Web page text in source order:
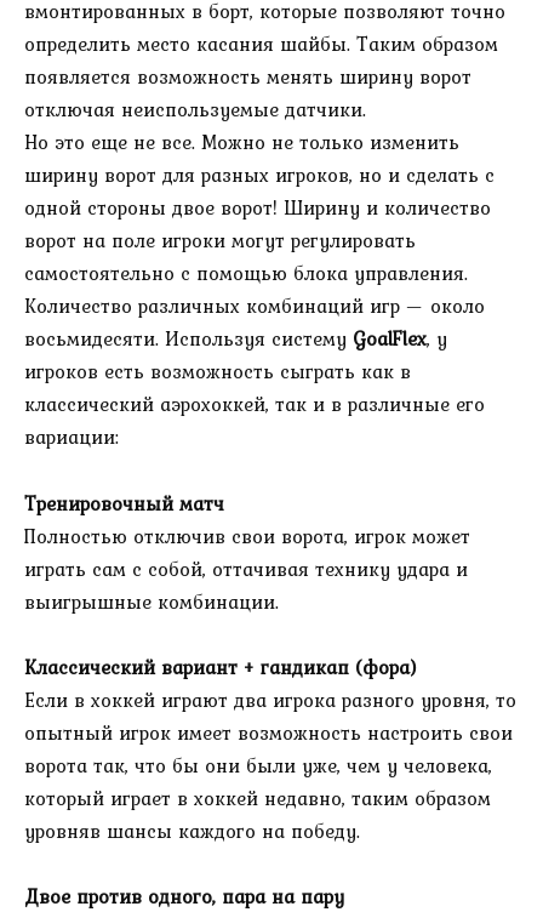
вмонтированных в борт, которые позволяют точно
определить место касания шайбы. Таким образом
появляется возможность менять ширину ворот
отключая неиспользуемые датчики.
Но это еще не все. Можно не только изменить
ширину ворот для разных игроков, но и сделать с
одной стороны двое ворот! Ширину и количество
ворот на поле игроки могут регулировать
самостоятельно с помощью блока управления.
Количество различных комбинаций игр — около
восьмидесяти. Используя систему GoalFlex, у
игроков есть возможность сыграть как в
классический аэрохоккей, так и в различные его
вариации:
Тренировочный матч
Полностью отключив свои ворота, игрок может
играть сам с собой, оттачивая технику удара и
выигрышные комбинации.
Классический вариант + гандикап (фора)
Если в хоккей играют два игрока разного уровня, то
опытный игрок имеет возможность настроить свои
ворота так, что бы они были уже, чем у человека,
который играет в хоккей недавно, таким образом
уровняв шансы каждого на победу.
Двое против одного, пара на пару